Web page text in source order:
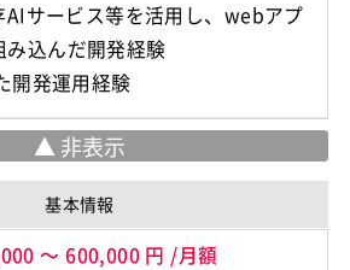
AIサービス等を活用し、webアプ
み込んだ開発経験
開発運用経験
基本情報
～600,000 円 /月額